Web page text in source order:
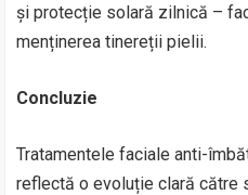
și protecție solară zilnică –
menținerea tinereții pielii.
Concluzie
Tratamentele faciale anti-
reflectă o evoluție clară către